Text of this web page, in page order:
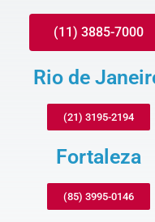
(11) 3885-7000
Rio de
(21) 3195-2194
Fortaleza
(85) 3995-0146